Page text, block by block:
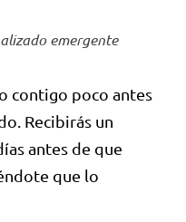
emergente
contigo poco antes
Recibirás un
antes de que
que lo